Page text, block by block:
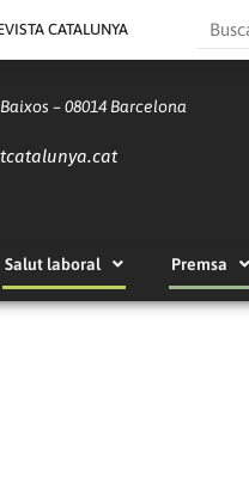
CATALUNYA Search
– 08014 Barcelona
Salut laboral Premsa